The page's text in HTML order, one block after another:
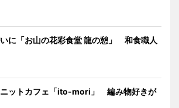
に「お山の花彩食堂 龍の憩」 和食職人
ニットカフェ「ito-mori」 編み物好きが